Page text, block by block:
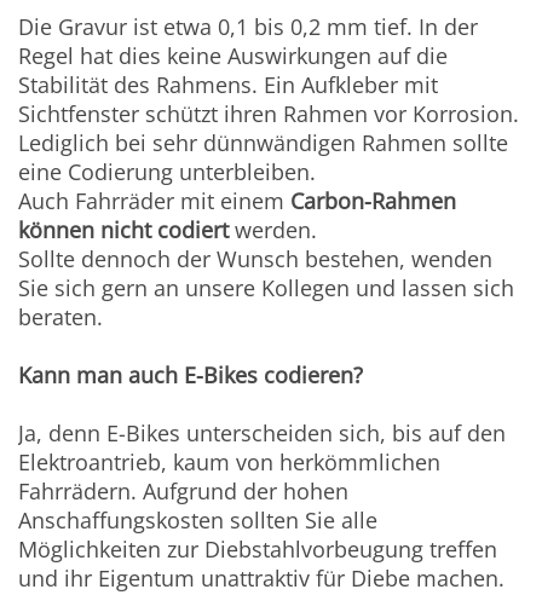
Die Gravur ist etwa 0,1 bis 0,2 mm tief. In der
Regel hat dies keine Auswirkungen auf die
Stabilität des Rahmens. Ein Aufkleber mit
Sichtfenster schützt ihren Rahmen vor Korrosion.
Lediglich bei sehr dünnwändigen Rahmen sollte
eine Codierung unterbleiben.
Auch Fahrräder mit einem Carbon-Rahmen
können nicht codiertwerden.
Sollte dennoch der Wunsch bestehen, wenden
Sie sich gern an unsere Kollegen und lassen sich
beraten.
Kann man auch E-Bikes codieren?
Ja, denn E-Bikes unterscheiden sich, bis auf den
Elektroantrieb, kaum von herkömmlichen
Fahrrädern. Aufgrund der hohen
Anschaffungskosten sollten Sie alle
Möglichkeiten zur Diebstahlvorbeugung treffen
und ihr Eigentum unattraktiv für Diebe machen.